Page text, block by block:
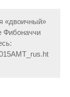
«двоичный»
Фибоначчи